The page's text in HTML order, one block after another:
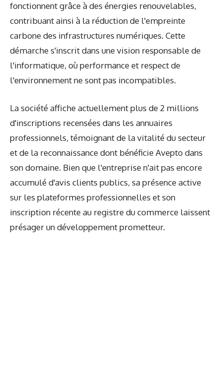
fonctionnent grâce à des énergies renouvelables,
contribuant ainsi à la réduction de l'empreinte
carbone des infrastructures numériques. Cette
démarche s'inscrit dans une vision responsable de
l'informatique, où performance et respect de
l'environnement ne sont pas incompatibles.
La société affiche actuellement plus de 2 millions
d'inscriptions recensées dans les annuaires
professionnels, témoignant de la vitalité du secteur
et de la reconnaissance dont bénéficie Avepto dans
son domaine. Bien que l'entreprise n'ait pas encore
accumulé d'avis clients publics, sa présence active
sur les plateformes professionnelles et son
inscription récente au registre du commerce laissent
présager un développement prometteur.